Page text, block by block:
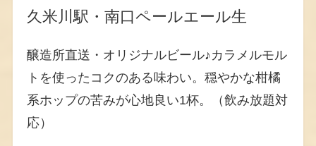
久米川駅・南口ペールエール生
醸造所直送・オリジナルビール♪カラメルモル
トを使ったコクのある味わい。穏やかな柑橘
系ホップの苦みが心地良い1杯。（飲み放題対
応）